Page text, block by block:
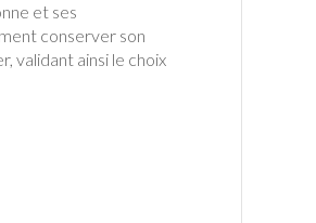
et ses
conserver son
validant ainsi le choix